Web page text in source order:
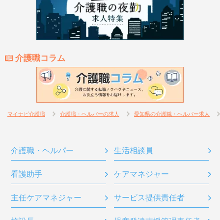
介護職コラム
マイナビ介護職 介護職・ヘルパーの求人 愛知県の介護職・ヘルパー求人
介護職・ヘルパー 生活相談員
看護助手 ケアマネジャー
主任ケアマネジャー サービス提供責任者